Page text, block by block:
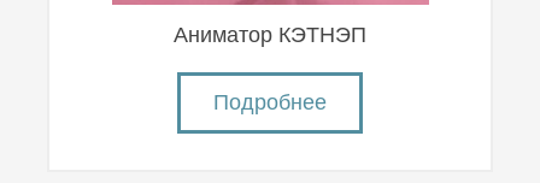
Аниматор КЭТНЭП
Подробнее